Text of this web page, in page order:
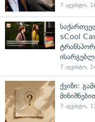
7 აგვისტო,
sCool
7 აგვისტო,
ქვიზი:
7 აგვისტო,